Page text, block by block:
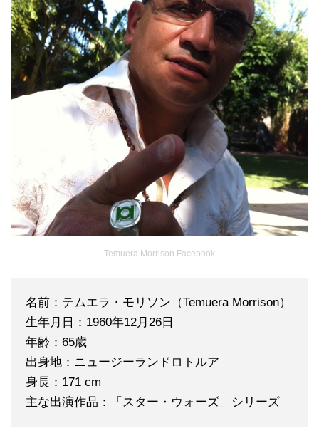
Temuera Morrison Facebook
名前：テムエラ・モリソン（Temuera Morrison）
生年月日：1960年12月26日
年齢：65歳
出身地：ニュージーランドロトルア
身長：171 cm
主な出演作品：「スター・ウォーズ」シリーズ